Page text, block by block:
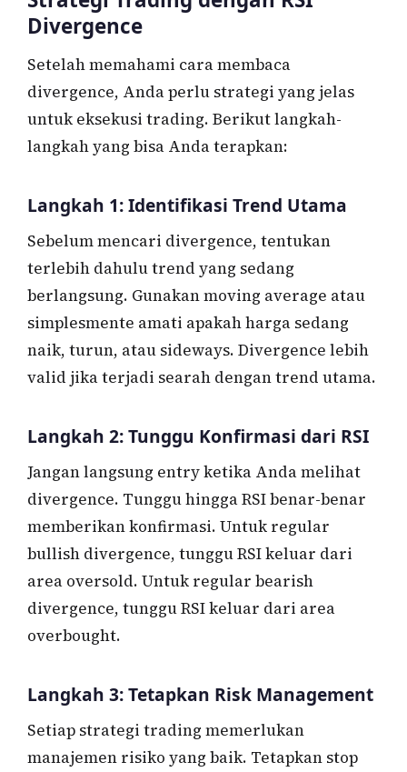
Divergence
Setelah memahami cara membaca
divergence, Anda perlu strategi yang jelas
untuk eksekusi trading. Berikut langkah-
langkah yang bisa Anda terapkan:
Langkah 1: Identifikasi Trend Utama
Sebelum mencari divergence, tentukan
terlebih dahulu trend yang sedang
berlangsung. Gunakan moving average atau
simplesmente amati apakah harga sedang
naik, turun, atau sideways. Divergence lebih
valid jika terjadi searah dengan trend utama.
Langkah 2: Tunggu Konfirmasi dari RSI
Jangan langsung entry ketika Anda melihat
divergence. Tunggu hingga RSI benar-benar
memberikan konfirmasi. Untuk regular
bullish divergence, tunggu RSI keluar dari
area oversold. Untuk regular bearish
divergence, tunggu RSI keluar dari area
overbought.
Langkah 3: Tetapkan Risk Management
Setiap strategi trading memerlukan
manajemen risiko yang baik. Tetapkan stop